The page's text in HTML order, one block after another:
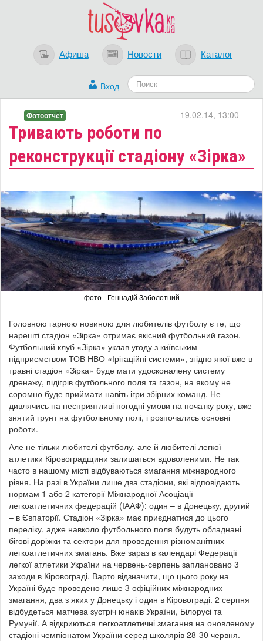
Афиша Новости Каталог
Вход
Тривають роботи по
реконструкції стадіону «Зірка»
19.02.14, 13:00
Фотоотчёт
фото - Геннадій Заболотний
Головною гарною новиною для любителів футболу є те, що
нарешті стадіон «Зірка» отримає якісний футбольний газон.
Футбольний клуб «Зірка» уклав угоду з київським
підприємством ТОВ НВО «Ірігаційні системи», згідно якої вже в
травні стадіон «Зірка» буде мати удосконалену систему
дренажу, підігрів футбольного поля та газон, на якому не
соромно буде приймати навіть ігри збірних команд. Не
дивлячись на несприятливі погодні умови на початку року, вже
знятий грунт на футбольному полі, і розпочались основні
роботи.
Але не тільки любителі футболу, але й любителі легкої
атлетики Кіровоградщини залишаться вдоволеними. Не так
часто в нашому місті відбуваються змагання міжнародного
рівня. На разі в України лише два стадіони, які відповідають
нормам 1 або 2 категорії Міжнародної Асоціації
легкоатлетичних федерацій (ІААФ): один – в Донецьку, другий
– в Євпаторії. Стадіон «Зірка» має приєднатися до цього
переліку, адже навколо футбольного поля будуть обладнані
бігові доріжки та сектори для проведення різноманітних
легкоатлетичних змагань. Вже зараз в календарі Федерації
легкої атлетики України на червень-серпень заплановано 3
заходи в Кіровограді. Варто відзначити, що цього року на
Україні буде проведено лише 3 офіційних міжнародних
змагання, два з яких у Донецьку і один в Кіровограді. 2 серпня
відбудеться матчева зустріч юнаків України, Білорусі та
Румунії. А відкриються легкоатлетичні змагання на оновленому
стадіоні чемпіонатом України серед школярів 28-30 червня.